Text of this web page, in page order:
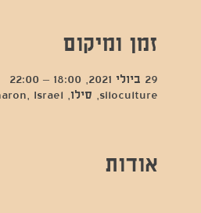
זמן ומיקום
29 ביולי 2021, 18:00 – 22:00
siloculture, סילו, Hod Hasharon, Israel
אודות